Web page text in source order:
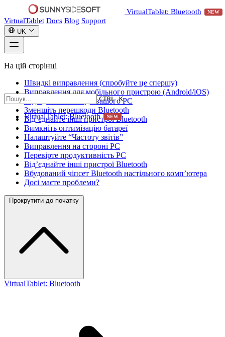
VirtualTablet: Bluetooth NEW
VirtualTablet Docs Blog Support
UK
CTRL K
VirtualTablet: Bluetooth NEW
На цій сторінці
Швидкі виправлення (спробуйте це спершу)
Виправлення для мобільного пристрою (Android/iOS)
Підійдіть ближче до вашого PC
Зменшіть перешкоди Bluetooth
Від’єднайте інші пристрої Bluetooth
Вимкніть оптимізацію батареї
Налаштуйте “Частоту звітів”
Виправлення на стороні PC
Перевірте продуктивність PC
Від’єднайте інші пристрої Bluetooth
Вбудований чіпсет Bluetooth настільного комп’ютера
Досі маєте проблеми?
Прокрутити до початку
VirtualTablet: Bluetooth